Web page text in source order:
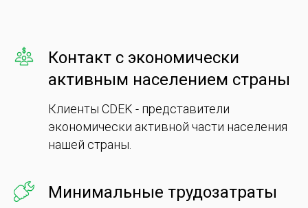
Контакт с экономически
активным населением страны
Клиенты CDEK - представители
экономически активной части населения
нашей страны.
Минимальные трудозатраты